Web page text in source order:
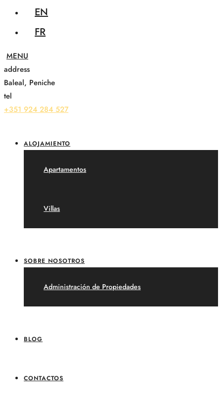
EN
FR
address
Baleal, Peniche
tel
+351 924 284 527
ALOJAMIENTO
Apartamentos
Villas
SOBRE NOSOTROS
Administración de Propiedades
BLOG
CONTACTOS